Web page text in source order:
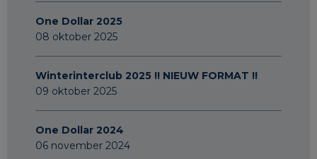
One Dollar 2025
08 oktober 2025
Winterinterclub 2025 !! NIEUW FORMAT !!
09 oktober 2025
One Dollar 2024
06 november 2024